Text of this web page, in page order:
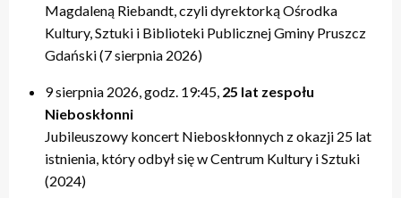
Magdaleną Riebandt, czyli dyrektorką Ośrodka
Kultury, Sztuki i Biblioteki Publicznej Gminy Pruszcz
Gdański (7 sierpnia 2026)
9 sierpnia 2026, godz. 19:45, 25 lat zespołu
Nieboskłonni
Jubileuszowy koncert Nieboskłonnych z okazji 25 lat
istnienia, który odbył się w Centrum Kultury i Sztuki
(2024)